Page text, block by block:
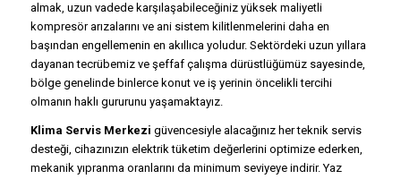
almak, uzun vadede karşılaşabileceğiniz yüksek maliyetli
kompresör arızalarını ve ani sistem kilitlenmelerini daha en
başından engellemenin en akıllıca yoludur. Sektördeki uzun yıllara
dayanan tecrübemiz ve şeffaf çalışma dürüstlüğümüz sayesinde,
bölge genelinde binlerce konut ve iş yerinin öncelikli tercihi
olmanın haklı gururunu yaşamaktayız.
Klima Servis Merkezi güvencesiyle alacağınız her teknik servis
desteği, cihazınızın elektrik tüketim değerlerini optimize ederken,
mekanik yıpranma oranlarını da minimum seviyeye indirir. Yaz